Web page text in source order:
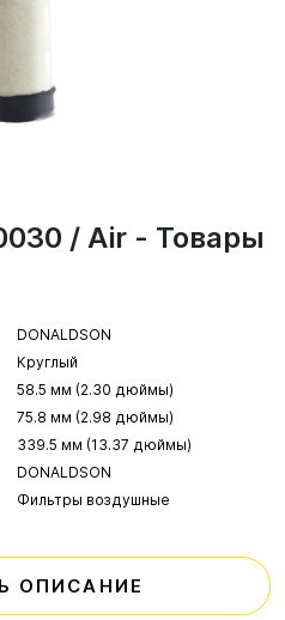
/ Air - Товары
DONALDSON
Круглый
58.5 мм (2.30 дюймы)
75.8 мм (2.98 дюймы)
339.5 мм (13.37 дюймы)
DONALDSON
Фильтры воздушные
ОПИСАНИЕ